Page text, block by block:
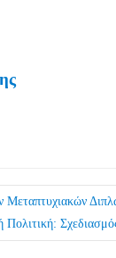
Μεταπτυχιακών
Πολιτική: